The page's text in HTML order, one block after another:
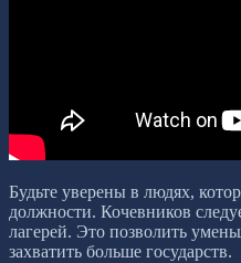
Будьте уверены в людях,
должности. Кочевников
лагерей. Это позволить
захватить больше государств.